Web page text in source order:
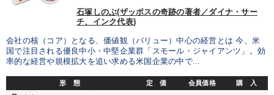
リーダーの器量を学ぶ
テーマ
井上和弘の財務力UP 改善・生産性向上
石塚しのぶ(ザッポスの奇跡の著者／ダイナ・サー
チ、インク代表)
会社の核（コア）となる、価値観（バリュー）中心の経営とは 今、米
国で注目される優良中小・中堅企業群「スモール・ジャイアンツ」。効
率的な経営や規模拡大を追い求める米国企業の中で...
形 態 定 価 会員価格 購 入